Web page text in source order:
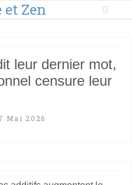
leur dernier mot,
censure leur
Mai 2026